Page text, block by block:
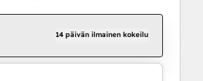
14 päivän ilmainen kokeilu